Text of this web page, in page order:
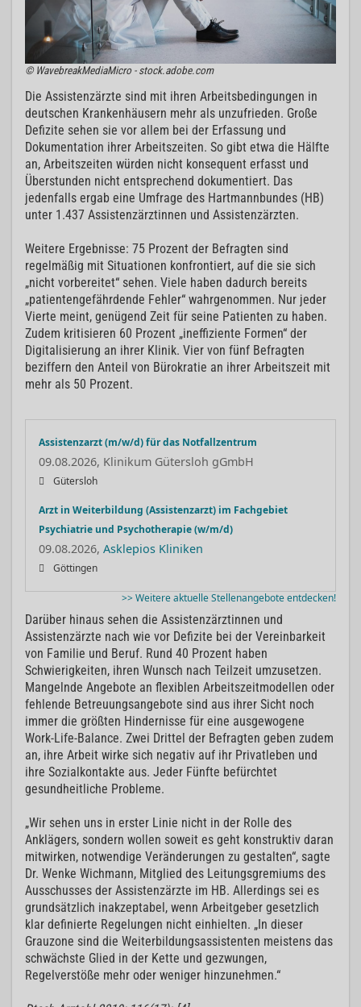
© WavebreakMediaMicro - stock.adobe.com
Die Assistenzärzte sind mit ihren Arbeitsbedingungen in
deutschen Krankenhäusern mehr als unzufrieden. Große
Defizite sehen sie vor allem bei der Erfassung und
Dokumentation ihrer Arbeitszeiten. So gibt etwa die Hälfte
an, Arbeitszeiten würden nicht konsequent erfasst und
Überstunden nicht entsprechend dokumentiert. Das
jedenfalls ergab eine Umfrage des Hartmannbundes (HB)
unter 1.437 Assistenzärztinnen und Assistenzärzten.
Weitere Ergebnisse: 75 Prozent der Befragten sind
regelmäßig mit Situationen konfrontiert, auf die sie sich
„nicht vorbereitet“ sehen. Viele haben dadurch bereits
„patientengefährdende Fehler“ wahrgenommen. Nur jeder
Vierte meint, genügend Zeit für seine Patienten zu haben.
Zudem kritisieren 60 Prozent „ineffiziente Formen“ der
Digitalisierung an ihrer Klinik. Vier von fünf Befragten
beziffern den Anteil von Bürokratie an ihrer Arbeitszeit mit
mehr als 50 Prozent.
Assistenzarzt (m/w/d) für das Notfallzentrum
09.08.2026, Klinikum Gütersloh gGmbH
Gütersloh
Arzt in Weiterbildung (Assistenzarzt) im Fachgebiet
Psychiatrie und Psychotherapie (w/m/d)
09.08.2026, Asklepios Kliniken
Göttingen
>> Weitere aktuelle Stellenangebote entdecken!
Darüber hinaus sehen die Assistenzärztinnen und
Assistenzärzte nach wie vor Defizite bei der Vereinbarkeit
von Familie und Beruf. Rund 40 Prozent haben
Schwierigkeiten, ihren Wunsch nach Teilzeit umzusetzen.
Mangelnde Angebote an flexiblen Arbeitszeitmodellen oder
fehlende Betreuungsangebote sind aus ihrer Sicht noch
immer die größten Hindernisse für eine ausgewogene
Work-Life-Balance. Zwei Drittel der Befragten geben zudem
an, ihre Arbeit wirke sich negativ auf ihr Privatleben und
ihre Sozialkontakte aus. Jeder Fünfte befürchtet
gesundheitliche Probleme.
„Wir sehen uns in erster Linie nicht in der Rolle des
Anklägers, sondern wollen soweit es geht konstruktiv daran
mitwirken, notwendige Veränderungen zu gestalten“, sagte
Dr. Wenke Wichmann, Mitglied des Leitungsgremiums des
Ausschusses der Assistenzärzte im HB. Allerdings sei es
grundsätzlich inakzeptabel, wenn Arbeitgeber gesetzlich
klar definierte Regelungen nicht einhielten. „In dieser
Grauzone sind die Weiterbildungsassistenten meistens das
schwächste Glied in der Kette und gezwungen,
Regelverstöße mehr oder weniger hinzunehmen.“